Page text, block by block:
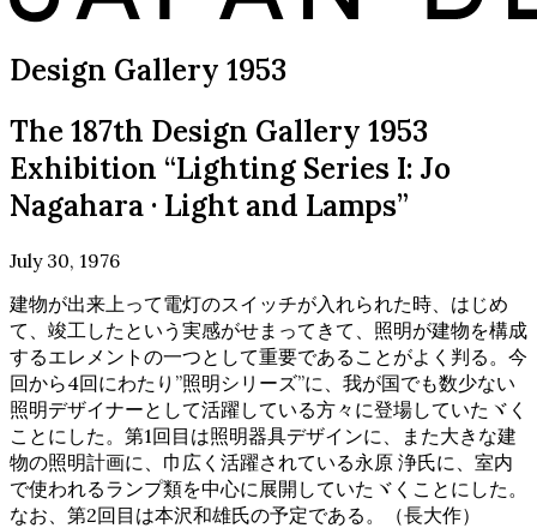
Design Gallery 1953
The 187th Design Gallery 1953
Exhibition “Lighting Series I: Jo
Nagahara · Light and Lamps”
July 30, 1976
建物が出来上って電灯のスイッチが入れられた時、はじめ
て、竣工したという実感がせまってきて、照明が建物を構成
するエレメントの一つとして重要であることがよく判る。今
回から4回にわたり”照明シリーズ”に、我が国でも数少ない
照明デザイナーとして活躍している方々に登場していたヾく
ことにした。第1回目は照明器具デザインに、また大きな建
物の照明計画に、巾広く活躍されている永原 浄氏に、室内
で使われるランプ類を中心に展開していたヾくことにした。
なお、第2回目は本沢和雄氏の予定である。（長大作）